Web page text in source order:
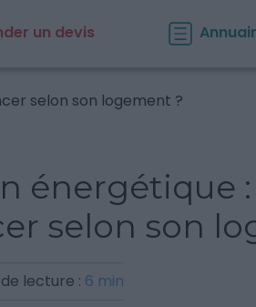
un devis
selon son logement ?
énergétique
selon son
lecture : 6 min